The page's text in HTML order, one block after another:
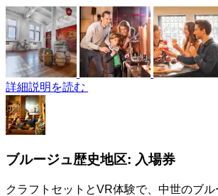
詳細説明を読む
ブルージュ歴史地区: 入場券
クラフトセットとVR体験で、中世のブ